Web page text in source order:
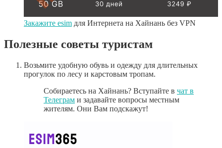
Закажите esim для Интернета на Хайнань без VPN
Полезные советы туристам
Возьмите удобную обувь и одежду для длительных
прогулок по лесу и карстовым тропам.
Собираетесь на Хайнань? Вступайте в чат в
Телеграм и задавайте вопросы местным
жителям. Они Вам подскажут!